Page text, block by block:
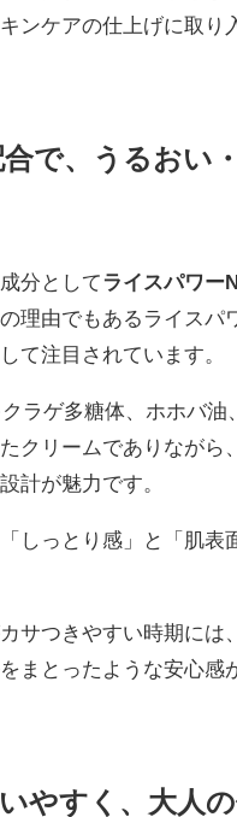
ンケアの仕上げに取り
で、うるおい
分としてライスパワー
理由でもあるライス
て注目されています。
ラゲ多糖体、ホホバ
クリームでありなが
計が魅力です。
しっとり感」と「肌表
サつきやすい時期には
まとったような安心感
やすく、大人